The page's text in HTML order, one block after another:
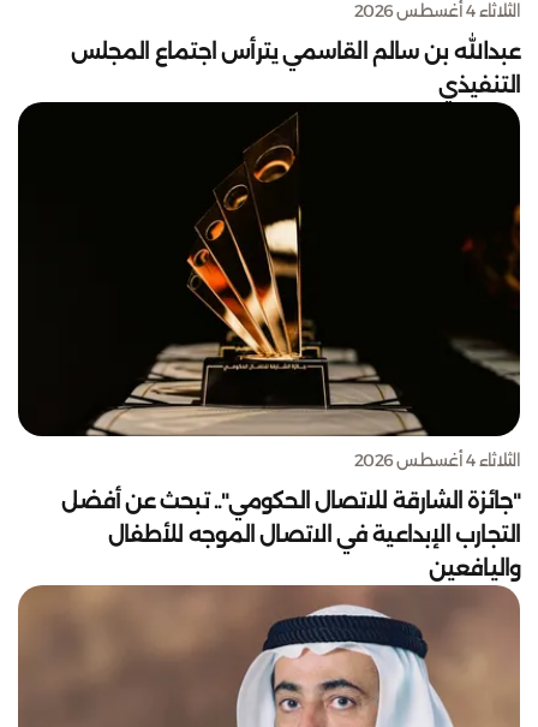
الثلاثاء 4 أغسطس 2026
عبدالله بن سالم القاسمي يترأس اجتماع المجلس
التنفيذي
الثلاثاء 4 أغسطس 2026
"جائزة الشارقة للاتصال الحكومي".. تبحث عن أفضل
التجارب الإبداعية في الاتصال الموجه للأطفال
واليافعين